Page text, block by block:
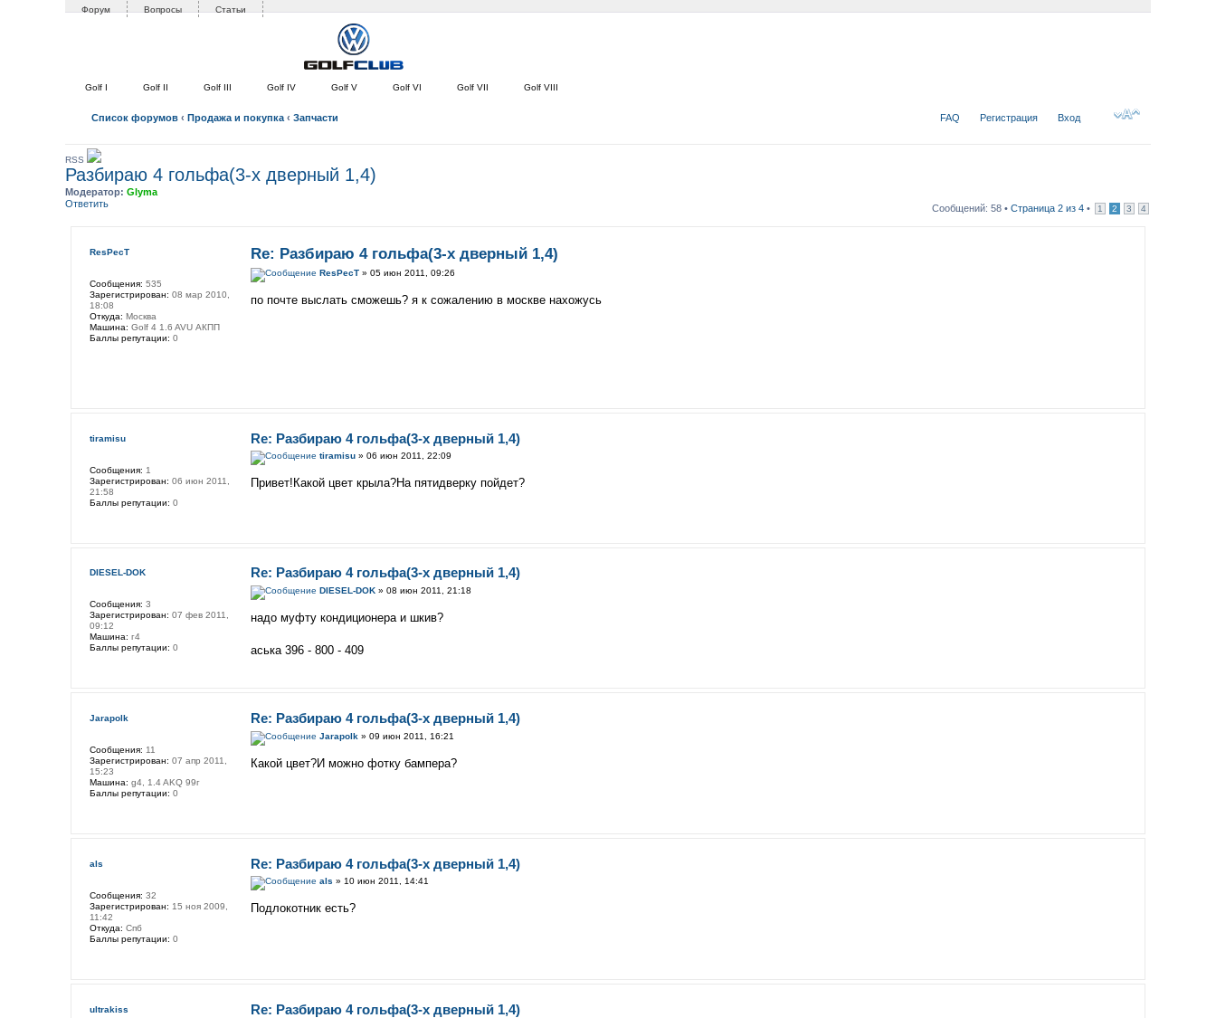
Форум Вопросы Статьи
Golf I Golf II Golf III Golf IV Golf V Golf VI Golf VII Golf VIII
Список форумов ‹ Продажа и покупка ‹ Запчасти FAQ Регистрация Вход
RSS
Разбираю 4 гольфа(3-х дверный 1,4)
Модератор: Glyma
Ответить
Сообщений: 58 • Страница 2 из 4 • 1 2 3 4
Re: Разбираю 4 гольфа(3-х дверный 1,4)
ResPecT» 05 июн 2011, 09:26
по почте выслать сможешь? я к сожалению в москве нахожусь
ResPecT
Сообщения: 535
Зарегистрирован: 08 мар 2010,
18:08
Откуда: Москва
Машина: Golf 4 1.6 AVU АКПП
Баллы репутации: 0
Re: Разбираю 4 гольфа(3-х дверный 1,4)
tiramisu» 06 июн 2011, 22:09
Привет!Какой цвет крыла?На пятидверку пойдет?
tiramisu
Сообщения: 1
Зарегистрирован: 06 июн 2011,
21:58
Баллы репутации: 0
Re: Разбираю 4 гольфа(3-х дверный 1,4)
DIESEL-DOK» 08 июн 2011, 21:18
надо муфту кондиционера и шкив?
аська 396 - 800 - 409
DIESEL-DOK
Сообщения: 3
Зарегистрирован: 07 фев 2011,
09:12
Машина: г4
Баллы репутации: 0
Re: Разбираю 4 гольфа(3-х дверный 1,4)
Jarapolk» 09 июн 2011, 16:21
Какой цвет?И можно фотку бампера?
Jarapolk
Сообщения: 11
Зарегистрирован: 07 апр 2011,
15:23
Машина: g4, 1.4 AKQ 99г
Баллы репутации: 0
Re: Разбираю 4 гольфа(3-х дверный 1,4)
als » 10 июн 2011, 14:41
Подлокотник есть?
als
Сообщения: 32
Зарегистрирован: 15 ноя 2009,
11:42
Откуда: Спб
Баллы репутации: 0
Re: Разбираю 4 гольфа(3-х дверный 1,4)
ultrakiss